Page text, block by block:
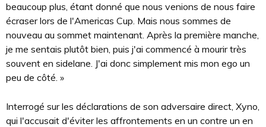
beaucoup plus, étant donné que nous venions de nous faire
écraser lors de l'Americas Cup. Mais nous sommes de
nouveau au sommet maintenant. Après la première manche,
je me sentais plutôt bien, puis j'ai commencé à mourir très
souvent en sidelane. J'ai donc simplement mis mon ego un
peu de côté. »
Interrogé sur les déclarations de son adversaire direct, Xyno,
qui l'accusait d'éviter les affrontements en un contre un en